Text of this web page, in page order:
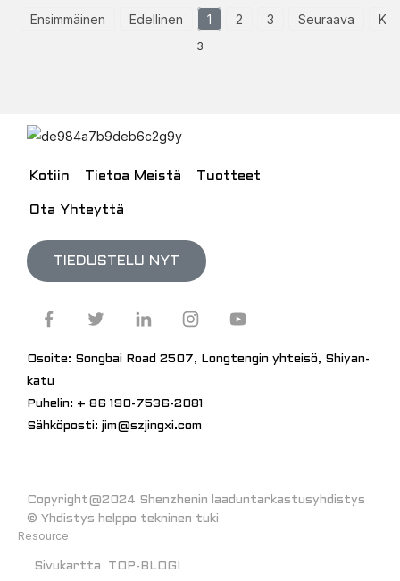
Ensimmäinen Edellinen 1 2 3 Seuraava
3
Kotiin Tietoa Meistä Tuotteet
Ota Yhteyttä
TIEDUSTELU NYT
Osoite: Songbai Road 2507, Longtengin yhteisö, Shiyan-
katu
Puhelin: + 86 190-7536-2081
Sähköposti: jim@szjingxi.com
Copyright@2024 Shenzhenin laaduntarkastusyhdistys
© Yhdistys helppo tekninen tuki
Resource
Sivukartta TOP-BLOGI